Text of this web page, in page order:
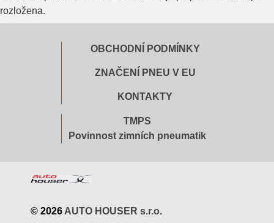
rozložena.
OBCHODNÍ PODMÍNKY
ZNAČENÍ PNEU V EU
KONTAKTY
TMPS
Povinnost zimních pneumatik
© 2026 AUTO HOUSER s.r.o.